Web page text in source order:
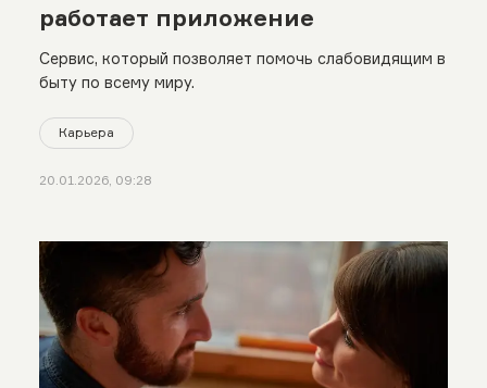
работает приложение
Сервис, который позволяет помочь слабовидящим в
быту по всему миру.
Карьера
20.01.2026, 09:28